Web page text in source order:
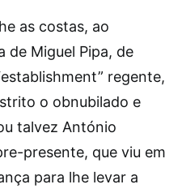
as costas, ao
de Miguel Pipa, de
regente,
o obnubilado e
talvez António
presente, que viu em
para lhe levar a